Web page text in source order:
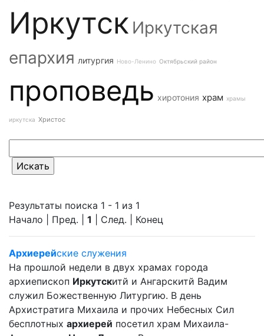
Иркутск Иркутская
епархия литургия Ново-Ленино Октябрьский район
проповедь хиротония храм храмы
иркутска Христос
Результаты поиска 1 - 1 из 1
Начало | Пред. | 1 | След. | Конец
Архиерейские служения
На прошлой недели в двух храмах города
архиепископ Иркутскитй и Ангарскитй Вадим
служил Божественную Литургию. В день
Архистратига Михаила и прочих Небесных Сил
бесплотных архиерей посетил храм Михаила-